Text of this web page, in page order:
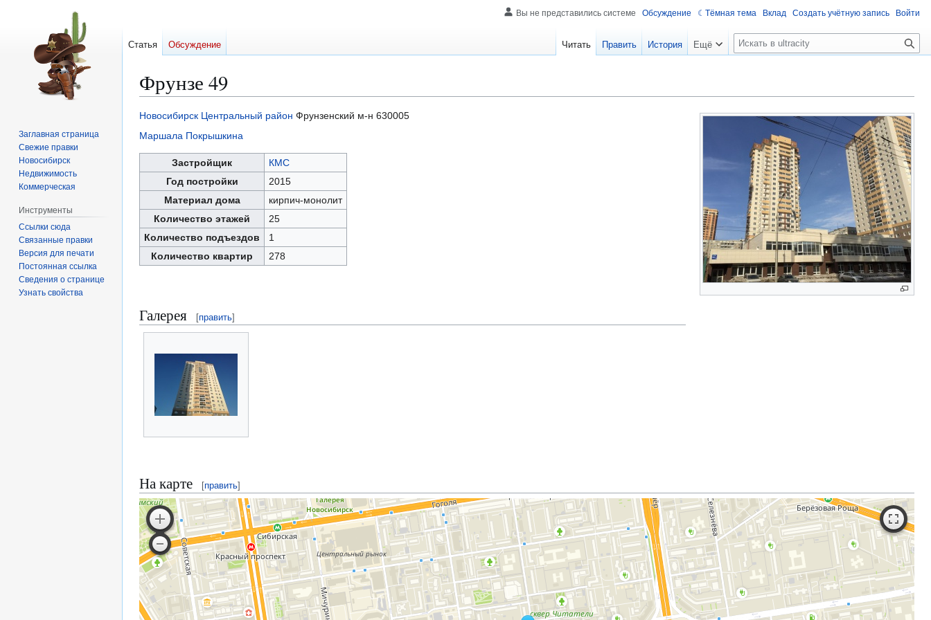
Фрунзе 49
к
навигации
к
поиску
Новосибирск Центральный район Фрунзенский м-н 630005
Маршала Покрышкина
Застройщик
КМС
Год постройки
2015
Материал дома
кирпич-монолит
Количество этажей
25
Количество подъездов
1
Количество квартир
278
Галерея [править]
На карте [править]
Вы не представились системе Обсуждение Тёмная тема Вклад Создать учётную запись Войти
Статья Обсуждение Читать Править История Ещё
П
о
к
Заглавная страница
Свежие правки
Новосибирск
Недвижимость
Коммерческая
Инструменты
Ссылки сюда
Связанные правки
Версия для печати
Постоянная ссылка
Сведения о странице
Узнать свойства